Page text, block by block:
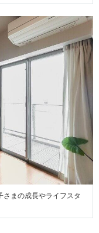
まの成長やライフスタ